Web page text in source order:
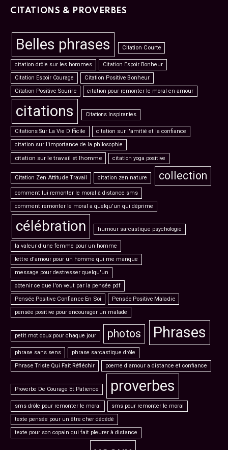
CITATIONS & PROVERBES
Belles phrases Citation Courte
citation drôle sur les hommes
Citation Espoir Bonheur
Citation Espoir Courage
Citation Positive Bonheur
Citation Positive Sourire
citation pour remonter le moral en amour
citations Citations Inspirantes
Citations Sur La Vie Difficile
citation sur l'amitié et la confiance
citation sur l'importance de la philosophie
citation sur le travail et lhomme citation yoga positive
Citation Zen Attitude Travail citation zen nature collection
comment lui remonter le moral à distance sms
comment remonter le moral a quelqu'un qui déprime
célébration humour sarcastique psychologie
la valeur d'une femme pour un homme
lettre d'amour pour un homme qui me manque
message pour destresser quelqu'un
obtenir ce que l'on veut par la pensée pdf
Pensée Positive Confiance En Soi
Pensée Positive Maladie
pensée positive pour encourager un malade
petit mot doux pour chaque jour photos Phrases
phrase sans sens
phrase sarcastique drôle
Phrase Triste Qui Fait Réfléchir
poeme d'amour a distance et confiance
Proverbe De Courage Et Patience proverbes
sms drôle pour remonter le moral
sms pour remonter le moral
texte pensée pour un être cher décédé
texte pour son copain qui fait pleurer à distance